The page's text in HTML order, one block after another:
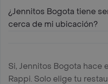
¿Jennitos Bogota tiene
cerca de mi ubicación?
Si, Jennitos Bogota hace
Rappi. Solo elige tu